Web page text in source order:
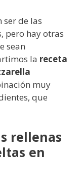
ser de las
pero hay otras
sean
la receta
muy
que
rellenas
en